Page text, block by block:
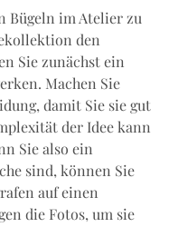
Bügeln im Atelier zu
den
Sie zunächst ein
Machen Sie
damit Sie sie gut
der Idee kann
Sie also ein
sind, können Sie
auf einen
die Fotos, um sie